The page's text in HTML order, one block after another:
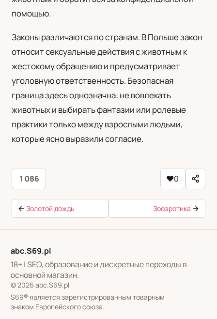
помощью.
Законы различаются по странам. В Польше закон
относит сексуальные действия с животным к
жестокому обращению и предусматривает
уголовную ответственность. Безопасная
граница здесь однозначна: не вовлекать
животных и выбирать фантазии или ролевые
практики только между взрослыми людьми,
которые ясно выразили согласие.
1 086 ♥0
Золотой дождь Зооэротика
abc.S69.pl
18+ | SEO, образование и дискретные переходы в
основной магазин.
© 2026 abc.S69.pl
S69® является зарегистрированным товарным
знаком Европейского союза.